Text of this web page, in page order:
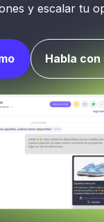
y escalar tu
Habla